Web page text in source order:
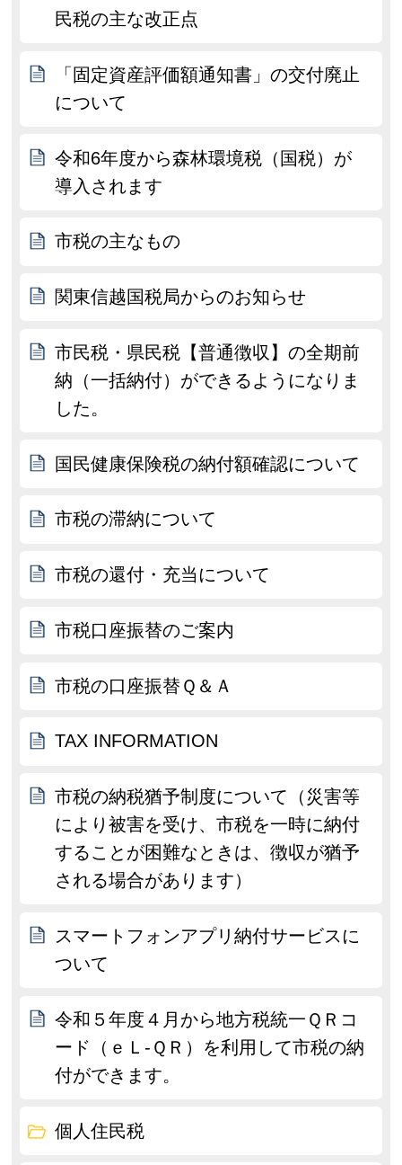
民税の主な改正点
「固定資産評価額通知書」の交付廃止
について
令和6年度から森林環境税（国税）が
導入されます
市税の主なもの
関東信越国税局からのお知らせ
市民税・県民税【普通徴収】の全期前
納（一括納付）ができるようになりま
した。
国民健康保険税の納付額確認について
市税の滞納について
市税の還付・充当について
市税口座振替のご案内
市税の口座振替Ｑ＆Ａ
TAX INFORMATION
市税の納税猶予制度について（災害等
により被害を受け、市税を一時に納付
することが困難なときは、徴収が猶予
される場合があります）
スマートフォンアプリ納付サービスに
ついて
令和５年度４月から地方税統一ＱＲコ
ード（ｅＬ-ＱＲ）を利用して市税の納
付ができます。
個人住民税